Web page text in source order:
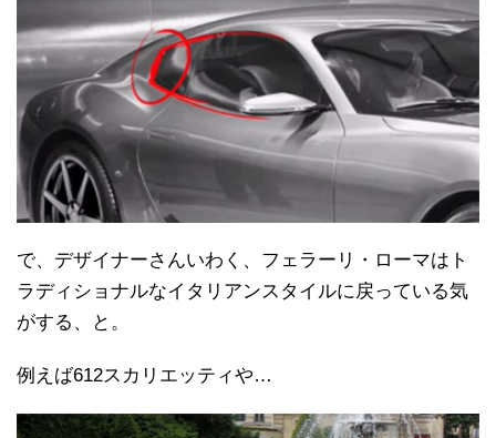
で、デザイナーさんいわく、フェラーリ・ローマはト
ラディショナルなイタリアンスタイルに戻っている気
がする、と。
例えば612スカリエッティや…